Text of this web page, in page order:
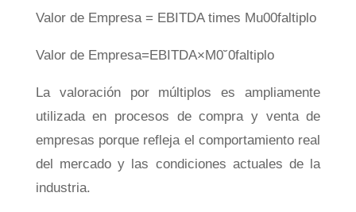
Valor de Empresa = EBITDA times Mu00faltiplo
Valor de Empresa=EBITDA×M0˘0faltiplo
La valoración por múltiplos es ampliamente
utilizada en procesos de compra y venta de
empresas porque refleja el comportamiento real
del mercado y las condiciones actuales de la
industria.